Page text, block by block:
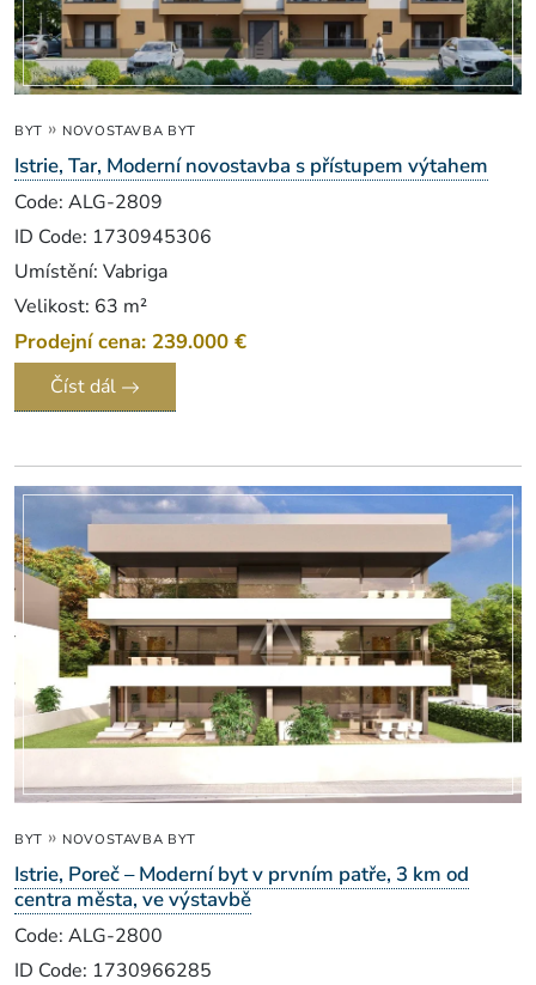
BYT » NOVOSTAVBA BYT
Istrie, Tar, Moderní novostavba s přístupem výtahem
Code: ALG-2809
ID Code: 1730945306
Umístění: Vabriga
Velikost: 63 m²
Prodejní cena: 239.000 €
Číst dál
BYT » NOVOSTAVBA BYT
Istrie, Poreč – Moderní byt v prvním patře, 3 km od
centra města, ve výstavbě
Code: ALG-2800
ID Code: 1730966285